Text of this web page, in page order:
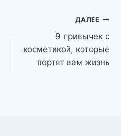
ДАЛЕЕ
9 привычек с
косметикой, которые
портят вам жизнь